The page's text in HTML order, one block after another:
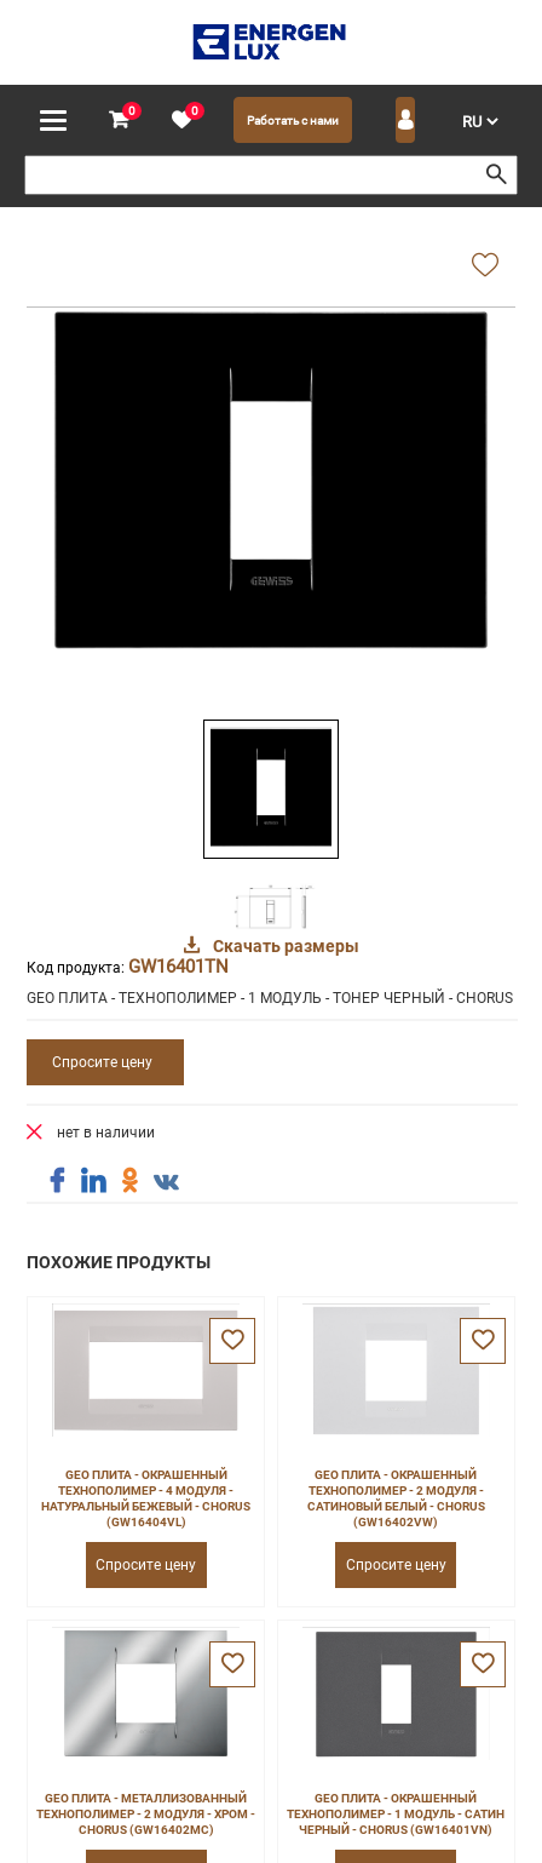
0 0
Работать с нами
Скачать размеры
Код продукта: GW16401TN
GEO ПЛИТА - ТЕХНОПОЛИМЕР - 1 МОДУЛЬ - ТОНЕР ЧЕРНЫЙ - CHORUS
Спросите цену
нет в наличии
ПОХОЖИЕ ПРОДУКТЫ
GEO ПЛИТА - ОКРАШЕННЫЙ
ТЕХНОПОЛИМЕР - 4 МОДУЛЯ -
НАТУРАЛЬНЫЙ БЕЖЕВЫЙ - CHORUS
(GW16404VL)
Спросите цену
GEO ПЛИТА - ОКРАШЕННЫЙ
ТЕХНОПОЛИМЕР - 2 МОДУЛЯ -
САТИНОВЫЙ БЕЛЫЙ - CHORUS
(GW16402VW)
Спросите цену
GEO ПЛИТА - МЕТАЛЛИЗОВАННЫЙ
ТЕХНОПОЛИМЕР - 2 МОДУЛЯ - ХРОМ -
CHORUS (GW16402MC)
GEO ПЛИТА - ОКРАШЕННЫЙ
ТЕХНОПОЛИМЕР - 1 МОДУЛЬ - САТИН
ЧЕРНЫЙ - CHORUS (GW16401VN)